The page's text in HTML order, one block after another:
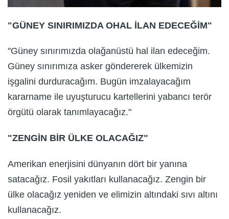
"GÜNEY SINIRIMIZDA OHAL İLAN EDECEĞİM"
"Güney sınırımızda olağanüstü hal ilan edeceğim.
Güney sınırımıza asker göndererek ülkemizin
işgalini durduracağım. Bugün imzalayacağım
kararname ile uyuşturucu kartellerini yabancı terör
örgütü olarak tanımlayacağız."
"ZENGİN BİR ÜLKE OLACAĞIZ"
Amerikan enerjisini dünyanın dört bir yanına
satacağız. Fosil yakıtları kullanacağız. Zengin bir
ülke olacağız yeniden ve elimizin altındaki sıvı altını
kullanacağız.